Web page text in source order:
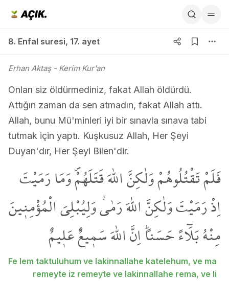
8. Enfal suresi, 17. ayet
Erhan Aktaş- Kerim Kur'an
Onları siz öldürmediniz, fakat Allah öldürdü.
Attığın zaman da sen atmadın, fakat Allah attı.
Allah, bunu Mü'minleri iyi bir sınavla sınava tabi
tutmak için yaptı. Kuşkusuz Allah, Her Şeyi
Duyan'dır, Her Şeyi Bilen'dir.
فَلَمْ تَقْتُلُوهُمْ وَلٰكِنَّ اللّٰهَ قَتَلَهُمْۖ وَمَا رَمَيْتَ
اِذْ رَمَيْتَ وَلٰكِنَّ اللّٰهَ رَمٰىۚ وَلِيُبْلِيَ الْمُؤْمِن۪ينَ
مِنْهُ بَلَٓاءً حَسَناًۜ اِنَّ اللّٰهَ سَم۪يعٌ عَل۪يمٌ
Fe lem taktuluhum ve lakinnallahe katelehum, ve ma
remeyte iz remeyte ve lakinnallahe rema, ve li